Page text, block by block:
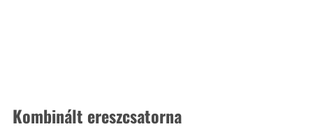
Kombinált ereszcsatorna